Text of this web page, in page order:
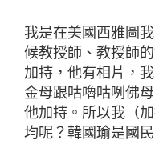
我是在美國西雅圖
候教授師、教授師
加持，他有相片，
金母跟咕嚕咕咧佛
他加持。所以我（
均呢？韓國瑜是國